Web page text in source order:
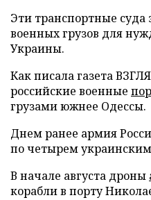
Эти транспортные суда
военных грузов для
Украины.
Как писала газета
российские военные
грузами южнее Одессы.
Днем ранее армия
по четырем украинским
В начале августа дроны
корабли в порту